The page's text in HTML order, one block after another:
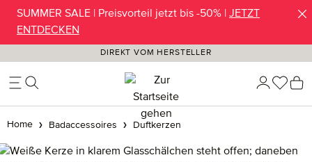
Zum Hauptinhalt springen
SUMMER SALE | Preisvorteil jetzt bis -50% | JETZT
ENTDECKEN
DIREKT VOM HERSTELLER
Du
Home Badaccessoires Duftkerzen
Bildergalerie überspringen